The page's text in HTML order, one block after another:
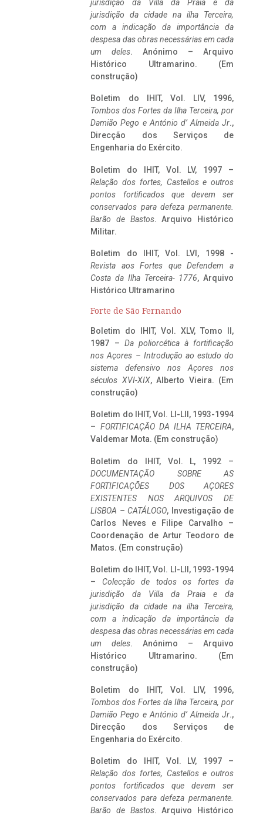
jurisdição da Villa da Praia e da
jurisdição da cidade na ilha Terceira,
com a indicação da importância da
despesa das obras necessárias em cada
um deles. Anónimo – Arquivo
Histórico Ultramarino. (Em
construção)
Boletim do IHIT, Vol. LIV, 1996,
Tombos dos Fortes da Ilha Terceira, por
Damião Pego e António d’ Almeida Jr.,
Direcção dos Serviços de
Engenharia do Exército.
Boletim do IHIT, Vol. LV, 1997 –
Relação dos fortes, Castellos e outros
pontos fortificados que devem ser
conservados para defeza permanente.
Barão de Bastos. Arquivo Histórico
Militar.
Boletim do IHIT, Vol. LVI, 1998 -
Revista aos Fortes que Defendem a
Costa da Ilha Terceira- 1776, Arquivo
Histórico Ultramarino
Forte de São Fernando
Boletim do IHIT, Vol. XLV, Tomo II,
1987 – Da poliorcética à fortificação
nos Açores – Introdução ao estudo do
sistema defensivo nos Açores nos
séculos XVI-XIX, Alberto Vieira. (Em
construção)
Boletim do IHIT, Vol. LI-LII, 1993-1994
– FORTIFICAÇÃO DA ILHA TERCEIRA,
Valdemar Mota. (Em construção)
Boletim do IHIT, Vol. L, 1992 –
DOCUMENTAÇÃO SOBRE AS
FORTIFICAÇÕES DOS AÇORES
EXISTENTES NOS ARQUIVOS DE
LISBOA – CATÁLOGO, Investigação de
Carlos Neves e Filipe Carvalho –
Coordenação de Artur Teodoro de
Matos. (Em construção)
Boletim do IHIT, Vol. LI-LII, 1993-1994
– Colecção de todos os fortes da
jurisdição da Villa da Praia e da
jurisdição da cidade na ilha Terceira,
com a indicação da importância da
despesa das obras necessárias em cada
um deles. Anónimo – Arquivo
Histórico Ultramarino. (Em
construção)
Boletim do IHIT, Vol. LIV, 1996,
Tombos dos Fortes da Ilha Terceira, por
Damião Pego e António d’ Almeida Jr.,
Direcção dos Serviços de
Engenharia do Exército.
Boletim do IHIT, Vol. LV, 1997 –
Relação dos fortes, Castellos e outros
pontos fortificados que devem ser
conservados para defeza permanente.
Barão de Bastos. Arquivo Histórico